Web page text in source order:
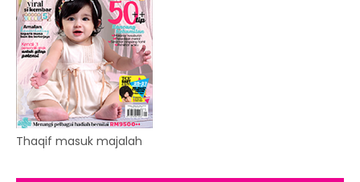
Thaqif masuk majalah